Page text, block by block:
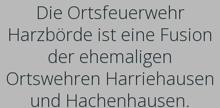
Die Ortsfeuerwehr
Harzbörde ist eine Fusion
der ehemaligen
Ortswehren Harriehausen
und Hachenhausen.